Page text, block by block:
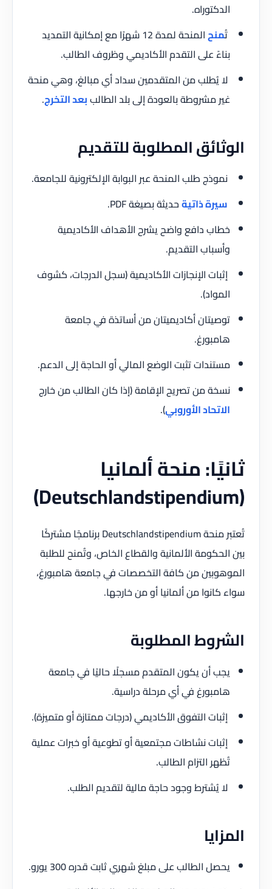
الدكتوراه.
تُمنح
المنحة لمدة 12 شهرًا مع إمكانية التمديد
بناءً على التقدم الأكاديمي وظروف الطالب.
لا يُطلب من المتقدمين سداد أي مبالغ، وهي منحة
غير مشروطة بالعودة إلى بلد الطالببعد التخرج.
الوثائق المطلوبة للتقديم
نموذج طلب المنحة عبر البوابة الإلكترونية للجامعة.
سيرة ذاتيةحديثة بصيغة PDF.
خطاب دافع واضح يشرح الأهداف الأكاديمية
وأسباب التقديم.
إثبات الإنجازات الأكاديمية (سجل الدرجات، كشوف
المواد).
توصيتان أكاديميتان من أساتذة في جامعة
هامبورغ.
مستندات تثبت الوضع المالي أو الحاجة إلى الدعم.
نسخة من تصريح الإقامة (إذا كان الطالب من خارج
الاتحاد الأوروبي).
ثانيًا: منحة ألمانيا
(Deutschlandstipendium)
تُعتبر منحة Deutschlandstipendium برنامجًا مشتركًا
بين الحكومة الألمانية والقطاع الخاص، وتُمنح للطلبة
الموهوبين من كافة التخصصات في جامعة هامبورغ،
سواء كانوا من ألمانيا أو من خارجها.
الشروط المطلوبة
يجب أن يكون المتقدم مسجلًا حاليًا في جامعة
هامبورغ في أي مرحلة دراسية.
إثبات التفوق الأكاديمي (درجات ممتازة أو متميزة).
إثبات نشاطات مجتمعية أو تطوعية أو خبرات عملية
تُظهر التزام الطالب.
لا يُشترط وجود حاجة مالية لتقديم الطلب.
المزايا
يحصل الطالب على مبلغ شهري ثابت قدره 300 يورو.